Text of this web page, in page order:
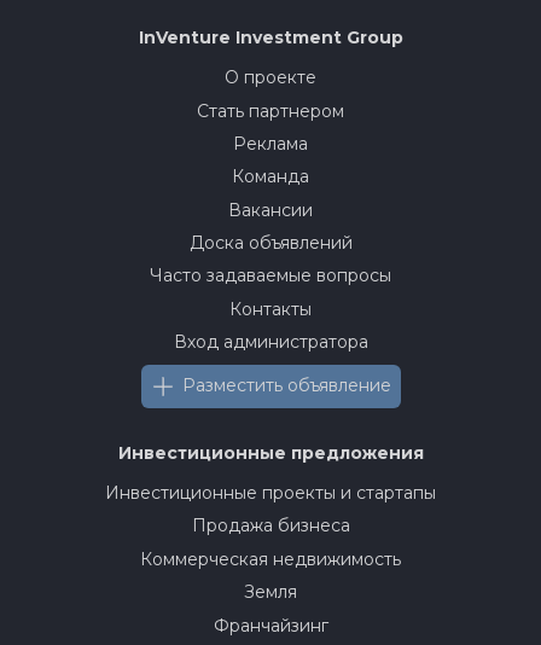
InVenture Investment Group
О проекте
Стать партнером
Реклама
Команда
Вакансии
Доска объявлений
Часто задаваемые вопросы
Контакты
Вход администратора
Разместить объявление
Инвестиционные предложения
Инвестиционные проекты и стартапы
Продажа бизнеса
Коммерческая недвижимость
Земля
Франчайзинг